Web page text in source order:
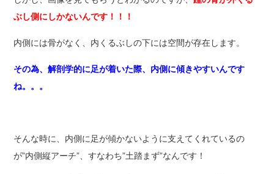
ぶし側にしかないんです！！！
内側には骨がなく、内くるぶしの下には空間が存在します。
その為、解剖学的に足が着いた際、内側に傾きやすいんです
ね。。。
そんな時に、内側に足が傾かないように支えてくれているの
が”内側縦アーチ”、すなわち”土踏まず”なんです！